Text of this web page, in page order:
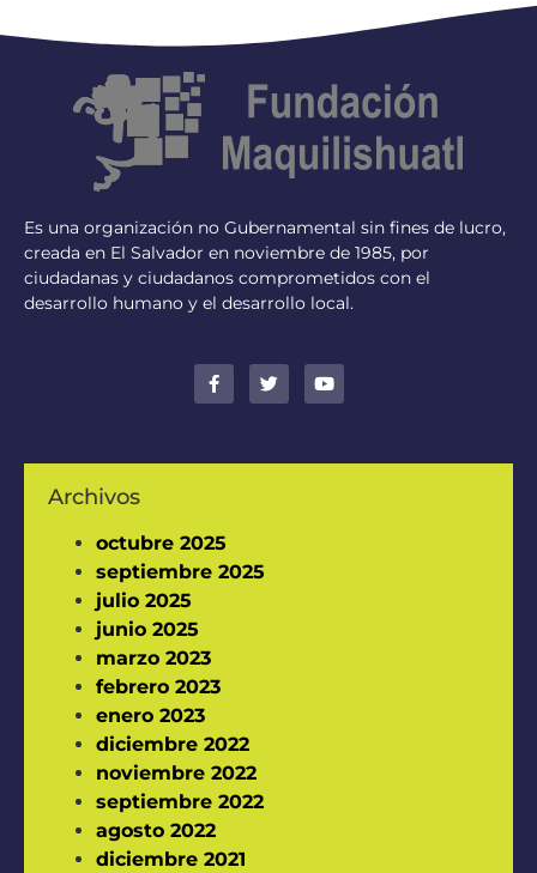
Es una organización no Gubernamental sin fines de lucro,
creada en El Salvador en noviembre de 1985, por
ciudadanas y ciudadanos comprometidos con el
desarrollo humano y el desarrollo local.
Archivos
octubre 2025
septiembre 2025
julio 2025
junio 2025
marzo 2023
febrero 2023
enero 2023
diciembre 2022
noviembre 2022
septiembre 2022
agosto 2022
diciembre 2021